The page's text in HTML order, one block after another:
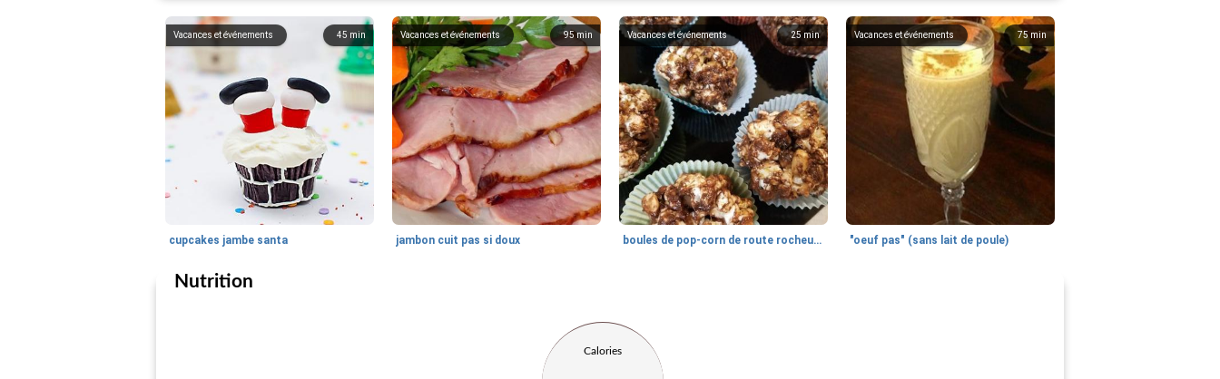
45 min
Vacances et événements
cupcakes jambe santa
95min
Vacances et événements
jambon cuit pas si doux
25 min
Vacances et événements
boules de pop-corn de route rocheuse
75 min
Vacances et événements
"oeuf pas" (sans lait de poule)
Nutrition
Calories